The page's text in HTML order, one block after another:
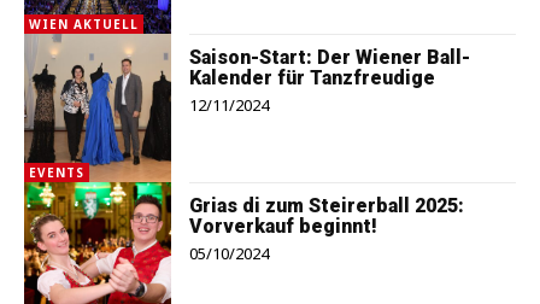
WIEN AKTUELL
EVENTS
Saison-Start: Der Wiener Ball-
Kalender für Tanzfreudige
12/11/2024
Grias di zum Steirerball 2025:
Vorverkauf beginnt!
05/10/2024